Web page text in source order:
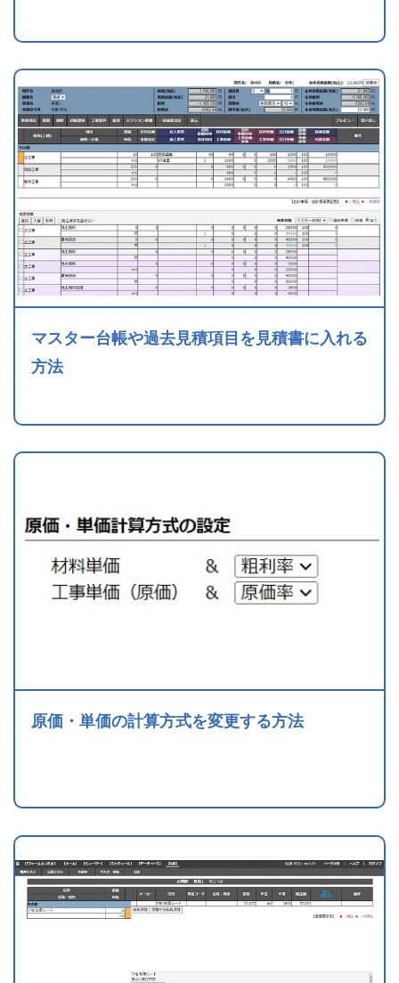
マスター台帳や過去見積項目を見積書に入れる
方法
原価・単価の計算方式を変更する方法